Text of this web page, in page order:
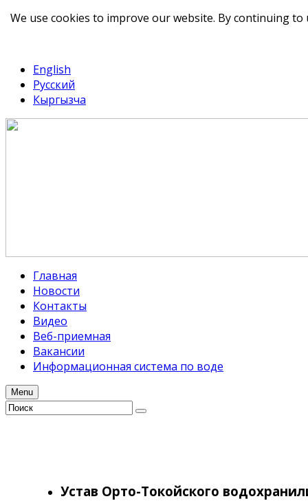
English
Русский
Кыргызча
Главная
Новости
Контакты
Видео
Веб-приемная
Вакансии
Информационная система по воде
Menu
Устав Орто-Токойского
We use cookies to improve our website. By continuing